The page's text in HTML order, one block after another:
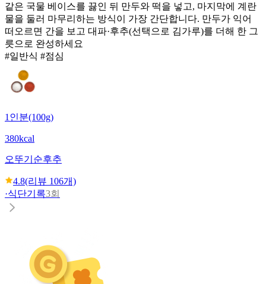
같은 국물 베이스를 끓인 뒤 만두와 떡을 넣고, 마지막에 계란
물을 둘러 마무리하는 방식이 가장 간단합니다. 만두가 익어
떠오르면 간을 보고 대파·후추(선택으로 김가루)를 더해 한 그
릇으로 완성하세요
#일반식 #점심
1인분(100g)
380kcal
오뚜기 순후추
4.8(리뷰 106개)
·식단기록3회